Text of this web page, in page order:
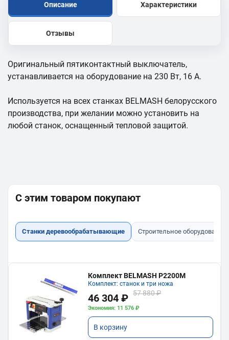
Описание Характеристики
Отзывы
Оригинальный пятиконтактный выключатель,
устанавливается на оборудование на 230 Вт, 16 А.
Используется на всех станках BELMASH белорусского
производства, при желании можно установить на
любой станок, оснащенный тепловой защитой.
С этим товаром покупают
Станки деревообрабатывающие Строительное оборудование
Комплект BELMASH P2200M
Комплект: станок и три ножа
46 304 ₽ 57 880 ₽
Экономия: 11 576 ₽
В корзину